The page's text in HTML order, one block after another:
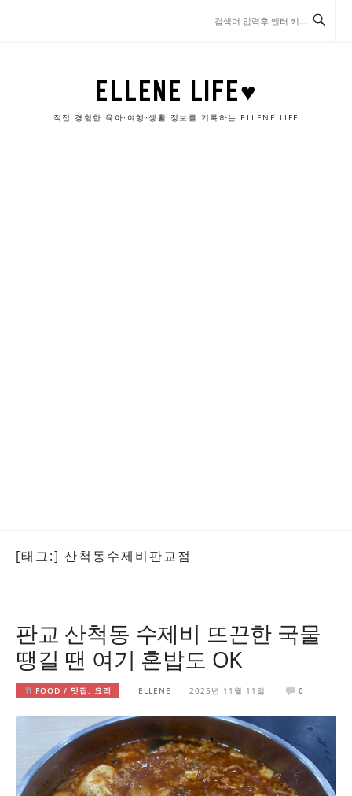
ELLENE LIFE♥
직접 경험한 육아·여행·생활 정보를 기록하는 ELLENE LIFE
[태그:] 산척동수제비판교점
판교 산척동 수제비 뜨끈한 국물
땡길 땐 여기 혼밥도 OK
FOOD / 맛집, 요리 ELLENE 2025년 11월 11일 0